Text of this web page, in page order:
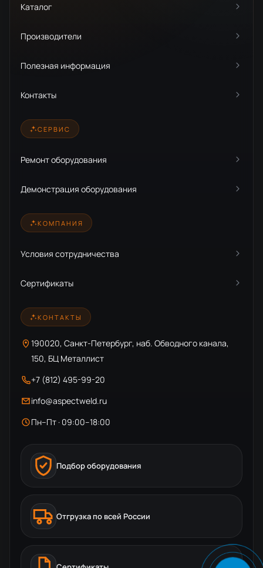
Каталог
Производители
Полезная информация
Контакты
СЕРВИС
Ремонт оборудования
Демонстрация оборудования
КОМПАНИЯ
Условия сотрудничества
Сертификаты
КОНТАКТЫ
190020, Санкт-Петербург, наб. Обводного канала,
150, БЦ Металлист
+7 (812) 495-99-20
info@aspectweld.ru
Пн–Пт · 09:00–18:00
Подбор оборудования
Отгрузка по всей России